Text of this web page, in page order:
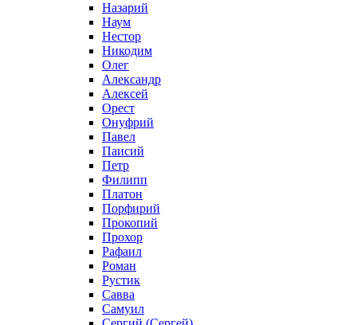
Назарий
Наум
Нестор
Никодим
Олег
Александр
Алексей
Орест
Онуфрий
Павел
Паисий
Петр
Филипп
Платон
Порфирий
Прокопий
Прохор
Рафаил
Роман
Рустик
Савва
Самуил